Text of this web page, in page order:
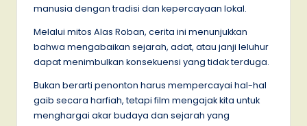
manusia dengan tradisi dan kepercayaan lokal.
Melalui mitos Alas Roban, cerita ini menunjukkan
bahwa mengabaikan sejarah, adat, atau janji leluhur
dapat menimbulkan konsekuensi yang tidak terduga.
Bukan berarti penonton harus mempercayai hal-hal
gaib secara harfiah, tetapi film mengajak kita untuk
menghargai akar budaya dan sejarah yang